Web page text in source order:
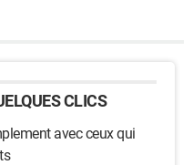
CLICS
avec ceux qui